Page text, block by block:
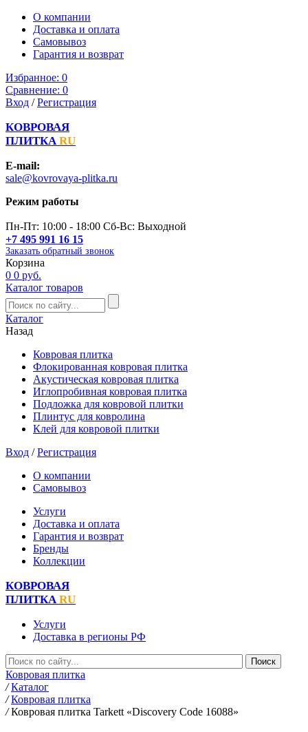
О компании
Доставка и оплата
Самовывоз
Гарантия и возврат
Избранное: 0
Сравнение: 0
Вход /Регистрация
КОВРОВАЯ
ПЛИТКА RU
E-mail:
sale@kovrovaya-plitka.ru
Режим работы
Пн-Пт: 10:00 - 18:00 Сб-Вс: Выходной
+7 495 991 16 15
Заказать обратный звонок
Корзина
0 0 руб.
Каталог товаров
Каталог
Назад
Ковровая плитка
Флокированная ковровая плитка
Акустическая ковровая плитка
Иглопробивная ковровая плитка
Подложка для ковровой плитки
Плинтус для ковролина
Клей для ковровой плитки
Вход /Регистрация
О компании
Самовывоз
Услуги
Доставка и оплата
Гарантия и возврат
Бренды
Коллекции
КОВРОВАЯ
ПЛИТКА RU
Услуги
Доставка в регионы РФ
Ковровая плитка
/ Каталог
/ Ковровая плитка
/ Ковровая плитка Tarkett «Discovery Code 16088»